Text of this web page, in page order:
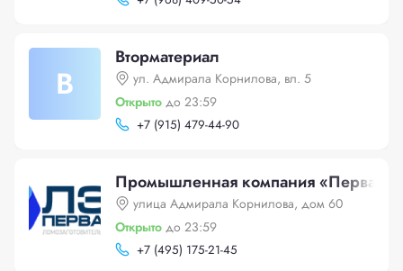
В
Вторматериал
ул. Адмирала Корнилова, вл. 5
Открыто до 23:59
+7 (915) 479-44-90
Промышленная компания «Первая
улица Адмирала Корнилова, дом 60
Открыто до 23:59
+7 (495) 175-21-45